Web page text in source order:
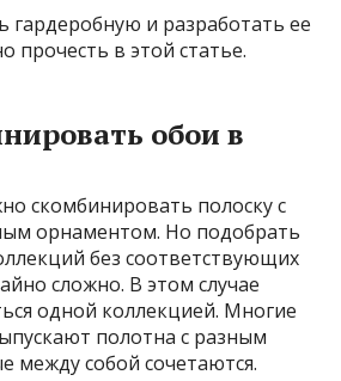
гардеробную и разработать ее
прочесть в этой статье.
обои в
скомбинировать полоску с
орнаментом. Но подобрать
без соответствующих
сложно. В этом случае
одной коллекцией. Многие
полотна с разным
между собой сочетаются.